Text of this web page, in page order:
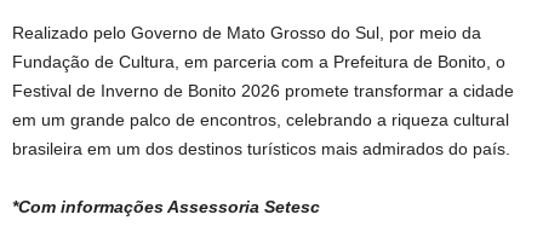
Realizado pelo Governo de Mato Grosso do Sul, por meio da
Fundação de Cultura, em parceria com a Prefeitura de Bonito, o
Festival de Inverno de Bonito 2026 promete transformar a cidade
em um grande palco de encontros, celebrando a riqueza cultural
brasileira em um dos destinos turísticos mais admirados do país.
*Com informações Assessoria Setesc